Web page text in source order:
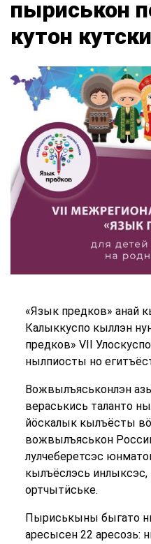
пыриськон
кутон
«Язык предков» анай
Калыккуспо кыллэн
предков» VII
нылпиосты но
Вожвылъяськонлэн
вераськись таланто
йӧскалык кылъёсты
вожвылъяськон
лулчеберетсэс
кылъёслэсь
ортчытӥське.
Пыриськыны быгато
аресысен 22 аресозь: